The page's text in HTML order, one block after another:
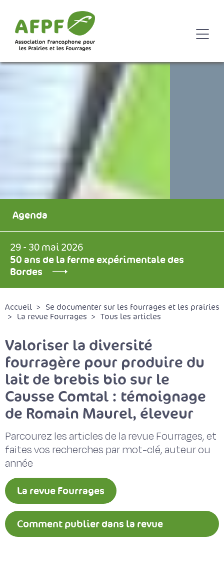
Agenda
29 - 30 mai 2026
50 ans de la ferme expérimentale des
Bordes
Accueil
Se documenter sur les fourrages et les prairies
La revue Fourrages
Tous les articles
Valoriser la diversité
fourragère pour produire du
lait de brebis bio sur le
Causse Comtal : témoignage
de Romain Maurel, éleveur
Parcourez les articles de la revue Fourrages, et
faites vos recherches par mot-clé, auteur ou
année
La revue Fourrages
Comment publier dans la revue